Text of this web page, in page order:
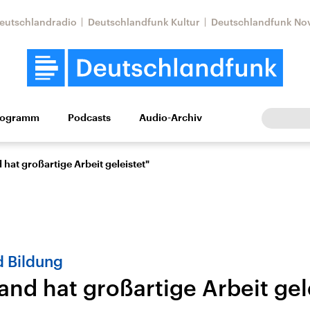
Deutschlandfunk Kultur Deutschlandfunk
Wissen Kultur Europa
Nahostkonflikt
Aktuelle Lage und
Iran
Aktuelle Lage und
Podcasts Audio-Archiv
hat großartige Arbeit geleistet"
Bildung
hat großartige Arbeit